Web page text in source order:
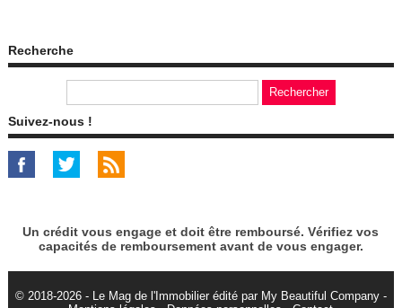
Recherche
Suivez-nous !
Un crédit vous engage et doit être remboursé. Vérifiez vos
capacités de remboursement avant de vous engager.
© 2018-2026 - Le Mag de l'Immobilier édité par My Beautiful Company -